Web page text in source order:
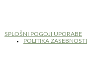
SPLOŠNI POGOJI UPORABE
POLITIKA ZASEBNOSTI